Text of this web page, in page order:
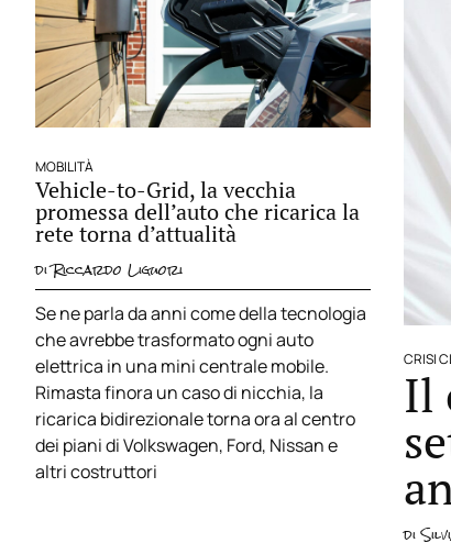
MOBILITÀ
Vehicle-to-Grid, la vecchia
promessa dell’auto che ricarica la
rete torna d’attualità
diRiccardo Liguori
Se ne parla da anni come della tecnologia
che avrebbe trasformato ogni auto
elettrica in una mini centrale mobile.
Rimasta finora un caso di nicchia, la
ricarica bidirezionale torna ora al centro
dei piani di Volkswagen, Ford, Nissan e
altri costruttori
CRISI
Il
di